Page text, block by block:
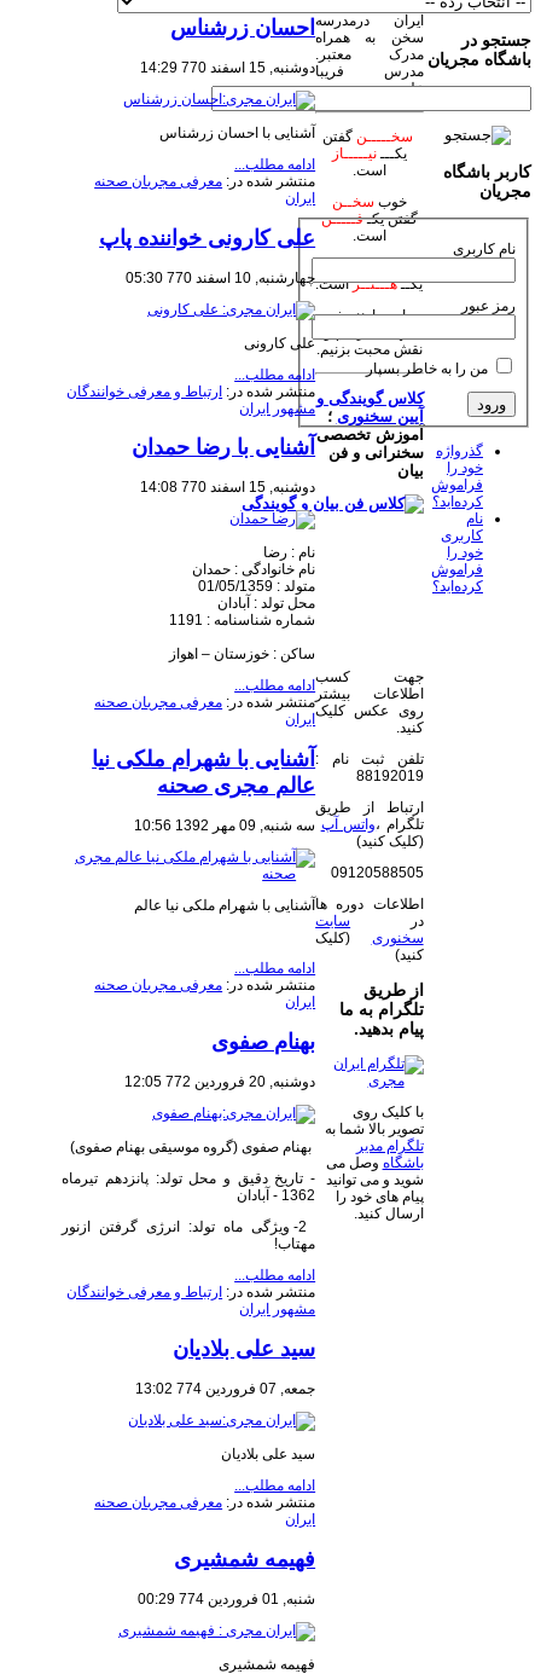
احسان زرشناس
دوشنبه, 15 اسفند 770 14:29
آشنایی با احسان زرشناس
ادامه مطلب...
منتشر شده در: معرفی مجریان صحنه
ایران
علی کارونی خواننده پاپ
چهارشنبه, 10 اسفند 770 05:30
علی کارونی
ادامه مطلب...
منتشر شده در: ارتباط و معرفی خوانندگان
مشهور ایران
آشنایی با رضا حمدان
دوشنبه, 15 اسفند 770 14:08
​نام : رضا
نام خانوادگی : حمدان
متولد : 01/05/1359
محل تولد : آبادان
شماره شناسنامه : 1191
ساکن : خوزستان – اهواز
ادامه مطلب...
منتشر شده در: معرفی مجریان صحنه
ایران
آشنایی با شهرام ملکی نیا
عالم مجری صحنه
سه شنبه, 09 مهر 1392 10:56
آشنایی با شهرام ملکی نیا عالم
ادامه مطلب...
منتشر شده در: معرفی مجریان صحنه
ایران
بهنام صفوی
دوشنبه, 20 فروردين 772 12:05
بهنام صفوی (گروه موسیقی بهنام صفوی)
- تاریخ دقیق و محل تولد: پانزدهم تیرماه
1362 - آبادان
2- ویژگی ماه تولد: انرژی گرفتن ازنور
مهتاب!
ادامه مطلب...
منتشر شده در: ارتباط و معرفی خوانندگان
مشهور ایران
سید علی بلادیان
جمعه, 07 فروردين 774 13:02
سید علی بلادیان
ادامه مطلب...
منتشر شده در: معرفی مجریان صحنه
ایران
فهیمه شمشیری
شنبه, 01 فروردين 774 00:29
فهیمه شمشیری
ایران درمدرسه
سخن به همراه
مدرک معتبر.
مدرس فریبا
علومی یزدی
سخـــــن گفتن
یکـــنیـــــاز
است.
خوب سخــن
گفتن یکـفـــــن
است.
یکــهـــنــراست.
بیاییم با هنر خود
نقش محبت بزنیم.
کلاس گویندگی و
آیین سخنوری ؛
آموزش تخصصی
سخنرانی و فن
بیان
جهت کسب
اطلاعات بیشتر
روی عکس کلیک
کنید.
تلفن ثبت نام :
88192019
ارتباط از طریق
تلگرام ،واتس آپ
(کلیک کنید)
09120588505
اطلاعات دوره ها
در سایت
سخنوری (کلیک
کنید)
از طریق
تلگرام به ما
پیام بدهید.
با کلیک روی
تصویر بالا شما به
تلگرام مدیر
باشگاه وصل می
شوید و می توانید
پیام های خود را
ارسال کنید.
جستجو در
باشگاه مجریان
کاربر باشگاه
مجریان
نام کاربری
رمز عبور
من را به خاطر بسپار
گذرواژه
خود را
فراموش
کرده‌اید؟
نام
کاربری
خود را
فراموش
کرده‌اید؟